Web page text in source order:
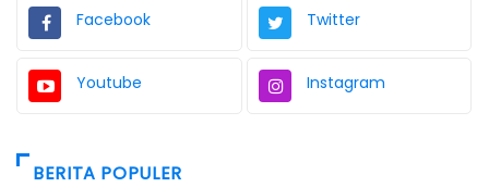
Facebook Twitter
Youtube Instagram
BERITA POPULER